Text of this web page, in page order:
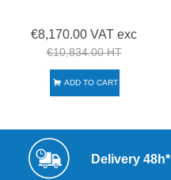
€8,170.00 VAT exc
€10,834.00 HT
ADD TO CART
Delivery 48h*